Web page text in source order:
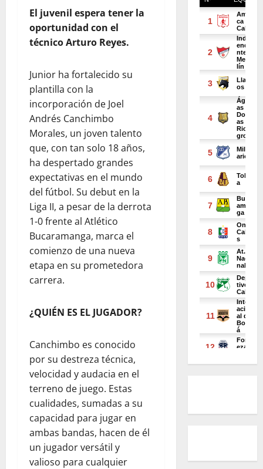
El juvenil espera tener la
oportunidad con el
técnico Arturo Reyes.
Junior ha fortalecido su
plantilla con la
incorporación de Joel
Andrés Canchimbo
Morales, un joven talento
que, con tan solo 18 años,
ha despertado grandes
expectativas en el mundo
del fútbol. Su debut en la
Liga II, a pesar de la derrota
1-0 frente al Atlético
Bucaramanga, marca el
comienzo de una nueva
etapa en su prometedora
carrera.
¿QUIÉN ES EL JUGADOR?
Canchimbo es conocido
por su destreza técnica,
velocidad y audacia en el
terreno de juego. Estas
cualidades, sumadas a su
capacidad para jugar en
ambas bandas, hacen de él
un jugador versátil y
valioso para cualquier